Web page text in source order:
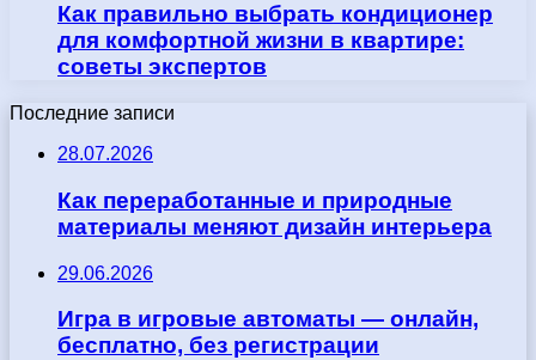
Как правильно выбрать кондиционер
для комфортной жизни в квартире:
советы экспертов
Последние записи
28.07.2026
Как переработанные и природные
материалы меняют дизайн интерьера
29.06.2026
Игра в игровые автоматы — онлайн,
бесплатно, без регистрации